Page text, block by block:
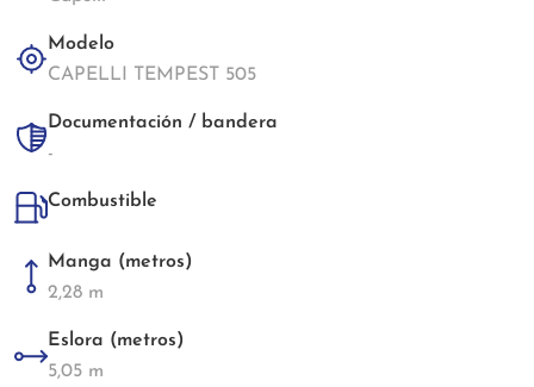
Modelo
CAPELLI TEMPEST 505
Documentación / bandera
-
Combustible
Manga (metros)
2,28 m
Eslora (metros)
5,05 m